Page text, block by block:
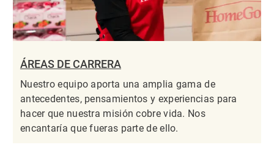
ÁREAS DE CARRERA
Nuestro equipo aporta una amplia gama de
antecedentes, pensamientos y experiencias para
hacer que nuestra misión cobre vida. Nos
encantaría que fueras parte de ello.